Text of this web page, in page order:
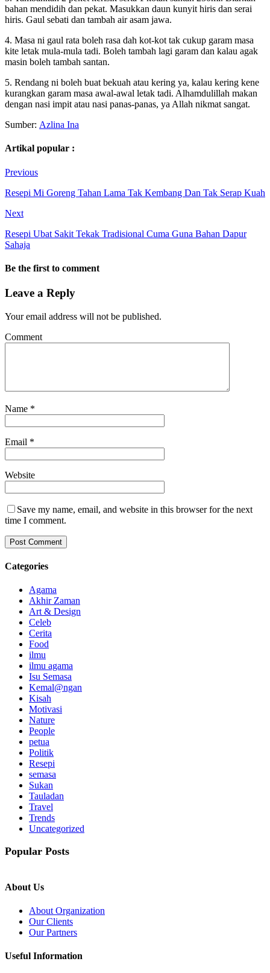
bahan mendidih dan pekat. Masukkan daun kunyit hiris dan serai
hiris. Gaul sebati dan tambah air asam jawa.
4. Masa ni gaul rata boleh rasa dah kot-kot tak cukup garam masa
kite letak mula-mula tadi. Boleh tambah lagi garam dan kalau agak
masin boleh tambah santan.
5. Rendang ni boleh buat bekuah atau kering ya, kalau kering kene
kurangkan garam masa awal-awal letak tadi. Alhamdulillah makan
dengan nasi impit atau nasi panas-panas, ya Allah nikmat sangat.
Sumber: Azlina Ina
Artikal popular :
Previous
Resepi Mi Goreng Tahan Lama Tak Kembang Dan Tak Serap Kuah
Next
Resepi Ubat Sakit Tekak Tradisional Cuma Guna Bahan Dapur
Sahaja
Be the first to comment
Leave a Reply
Your email address will not be published.
Comment
Name *
Email *
Website
Save my name, email, and website in this browser for the next
time I comment.
Categories
Agama
Akhir Zaman
Art & Design
Celeb
Cerita
Food
ilmu
ilmu agama
Isu Semasa
Kemal@ngan
Kisah
Motivasi
Nature
People
petua
Politik
Resepi
semasa
Sukan
Tauladan
Travel
Trends
Uncategorized
Popular Posts
About Us
About Organization
Our Clients
Our Partners
Useful Information